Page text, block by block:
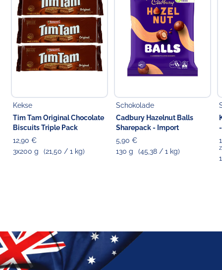
entweder zzgl. erhoben (wenn separat ausgewiesen)
oder ist bereits im Preis inkludiert (wenn nicht separat
ausgewiesen).
Verantwortlicher Lebensmittelunternehmer
Choppy's Food & Non-Food GmbH
Kekse
Tim Tam Original Chocolate
Biscuits Triple Pack
12,90 €
3x200 g
(21,50 / 1 kg)
Schokolade
Cadbury Hazelnut Balls
Sharepack - Import
5,90 €
130 g
(45,38 / 1 kg)